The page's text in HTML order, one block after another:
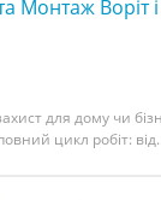
Монтаж Воріт
для дому чи
цикл робіт: